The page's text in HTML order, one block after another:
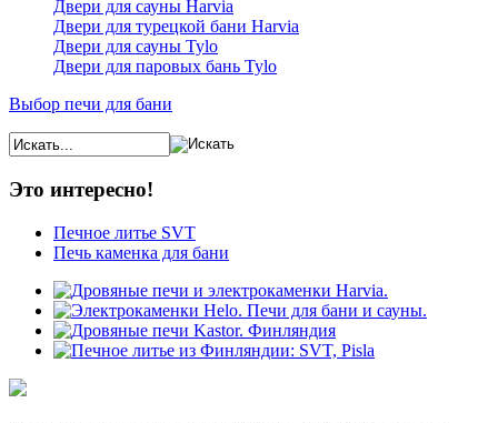
Двери для сауны Harvia
Двери для турецкой бани Harvia
Двери для сауны Tylo
Двери для паровых бань Tylo
Выбор печи для бани
Это интересно!
Печное литье SVT
Печь каменка для бани